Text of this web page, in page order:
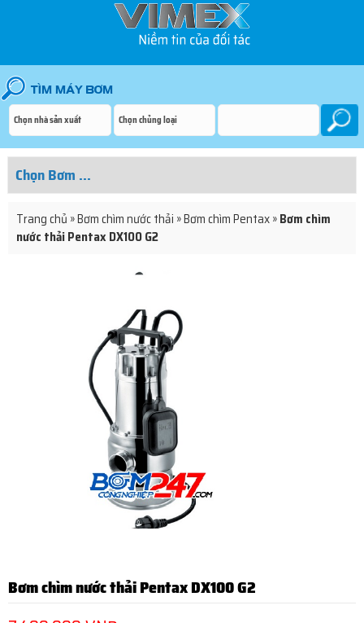
Trang chủ »Bơm chìm nước thải »Bơm chìm Pentax»Bơm chìm
nước thải Pentax DX100 G2
Bơm chìm nước thải Pentax DX100 G2